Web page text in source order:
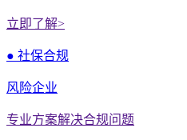
立即了解>
● 社保合规
风险企业
专业方案解决合规问题